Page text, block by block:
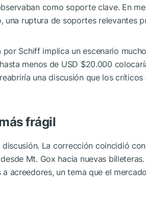
como soporte clave. En
una ruptura de soportes relevantes
Schiff implica un escenario
menos de USD $20.000
una discusión que los críticos
frágil
La corrección coincidió
Mt. Gox hacia nuevas billeteras.
acreedores, un tema que el